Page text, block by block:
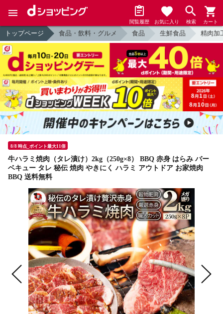
閲覧履歴 お気に入り 検索 カート
トップページ 食品・飲料・グルメ 食品 生鮮食品 精肉加
8/8 時点_ポイント最大11倍
牛ハラミ焼肉（タレ漬け）2kg（250g×8） BBQ 赤身 はらみ バー
ベキュー タレ 秘伝 焼肉 やきにく ハラミ アウトドア お家焼肉
BBQ 送料無料